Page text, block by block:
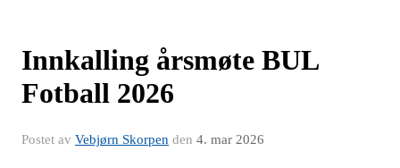
Innkalling årsmøte BUL
Fotball 2026
Postet av Vebjørn Skorpen den 4. mar 2026